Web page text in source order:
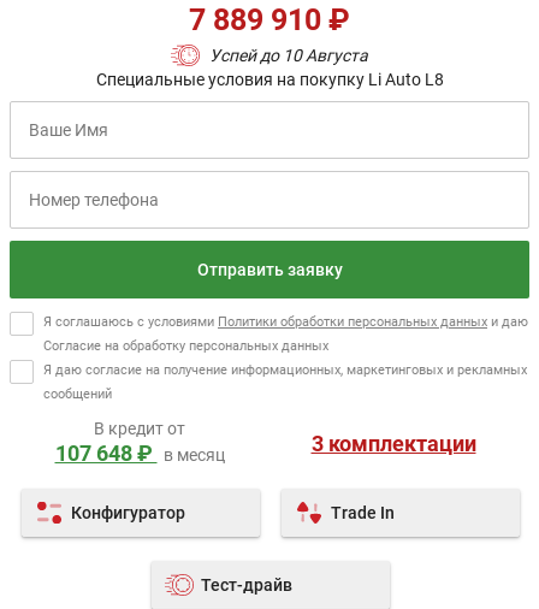
Успей до 10 Августа
7 889 910 ₽
Специальные условия на покупку Li Auto L8
Отправить заявку
Я соглашаюсь с условиями Политики обработки персональных данных и даю
Согласие на обработку персональных данных
Я даю согласие на получение информационных, маркетинговых и рекламных
сообщений
3 комплектации
Конфигуратор Trade In
Тест-драйв
В кредит от
107 648 ₽ в месяц